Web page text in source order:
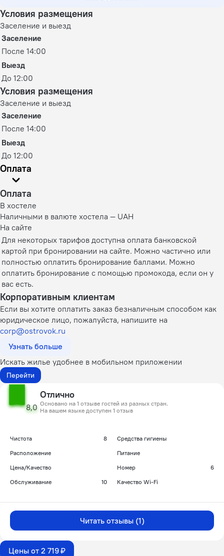
Условия размещения
Заселение и выезд
Заселение
После 14:00
Выезд
До 12:00
Условия размещения
Заселение и выезд
Заселение
После 14:00
Выезд
До 12:00
Оплата
Оплата
В хостеле
Наличными в валюте хостела — UAH
На сайте
Для некоторых тарифов доступна оплата банковской
картой при бронировании на сайте. Можно частично или
полностью оплатить бронирование баллами. Можно
оплатить бронирование с помощью промокода, если он у
вас есть.
Корпоративным клиентам
Если вы хотите оплатить заказ безналичным способом как
юридическое лицо, пожалуйста, напишите на
corp@ostrovok.ru
Узнать больше
Искать жилье удобнее в мобильном приложении
Перейти
8,0
Отлично
Основано на 1 отзыве гостей из разных стран.
На вашем языке доступен 1 отзыв
Чистота 8
Средства гигиены
Расположение
Питание
Цена/Качество
Номер
6
Обслуживание
10 Качество Wi-Fi
Читать отзывы (1)
Цены от 2 719 ₽